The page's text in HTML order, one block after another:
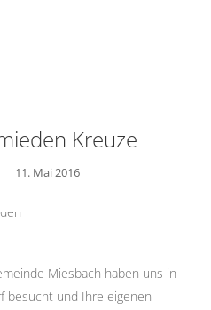
Kreuze
11. Mai 2016
Miesbach haben uns in
besucht und Ihre eigenen